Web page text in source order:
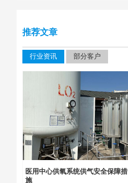
推荐文章
行业资讯 部分客户
医用中心供氧系统供气安全保障措
施